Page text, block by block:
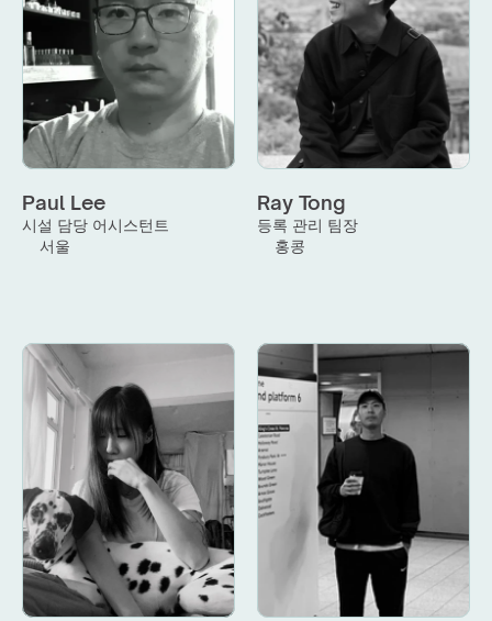
Paul Lee
시설 담당 어시스턴트
서울
Ray Tong
등록 관리 팀장
홍콩